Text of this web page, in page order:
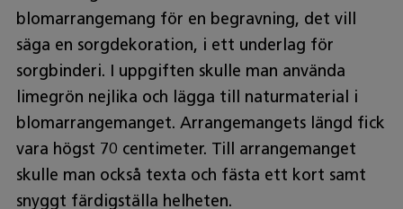
blomarrangemang för en begravning, det vill
säga en sorgdekoration, i ett underlag för
sorgbinderi. I uppgiften skulle man använda
limegrön nejlika och lägga till naturmaterial i
blomarrangemanget. Arrangemangets längd fick
vara högst 70 centimeter. Till arrangemanget
skulle man också texta och fästa ett kort samt
snyggt färdigställa helheten.